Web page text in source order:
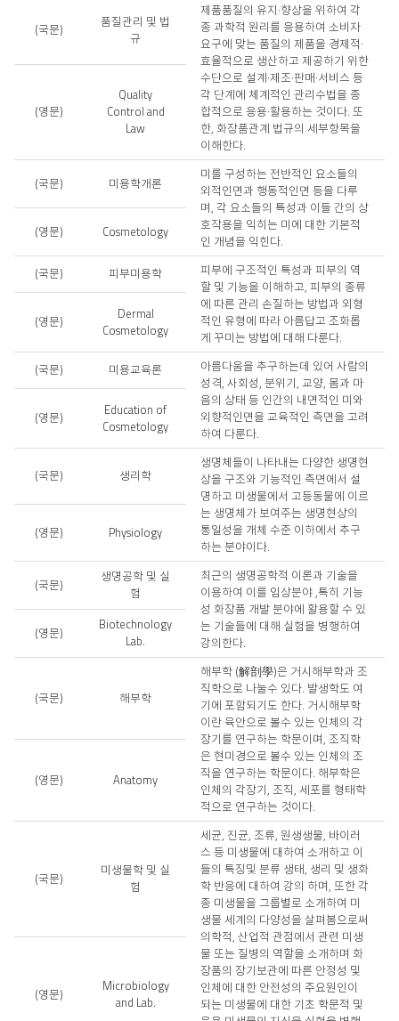
(국문)
품질관리 및 법
규
제품품질의 유지·향상을 위하여 각
종 과학적 원리를 응용하여 소비자
요구에 맞는 품질의 제품을 경제적·
효율적으로 생산하고 제공하기 위한
수단으로 설계·제조·판매·서비스 등
각 단계에 체계적인 관리수법을 종
합적으로 응용·활용하는 것이다. 또
한, 화장품관계 법규의 세부항목을
이해한다.
(영문)
Quality
Control and
Law
(국문) 미용학개론
미를 구성하는 전반적인 요소들의
외적인면과 행동적인면 등을 다루
며, 각 요소들의 특성과 이들 간의 상
호작용을 익히는 미에 대한 기본적
인 개념을 익힌다.
(영문) Cosmetology
(국문) 피부미용학
피부에 구조적인 특성과 피부의 역
할 및 기능을 이해하고, 피부의 종류
에 따른 관리 손질하는 방법과 외형
적인 유형에 따라 아름답고 조화롭
게 꾸미는 방법에 대해 다룬다.
(영문)
Dermal
Cosmetology
(국문) 미용교육론
아름다움을 추구하는데 있어 사람의
성격, 사회성, 분위기, 교양, 몸과 마
음의 상태 등 인간의 내면적인 미와
외향적인면을 교육적인 측면을 고려
하여 다룬다.
(영문)
Education of
Cosmetology
(국문) 생리학
생명체들이 나타내는 다양한 생명현
상을 구조와 기능적인 측면에서 설
명하고 미생물에서 고등동물에 이르
는 생명체가 보여주는 생명현상의
통일성을 개체 수준 이하에서 추구
하는 분야이다.
(영문) Physiology
(국문)
생명공학 및 실
험
최근의 생명공학적 이론과 기술을
이용하여 이를 임상분야 ,특히 기능
성 화장품 개발 분야에 활용할 수 있
는 기술들에 대해 실험을 병행하여
강의한다.
(영문)
Biotechnology
Lab.
(국문) 해부학
해부학 (解剖學)은 거시해부학과 조
직학으로 나눌수 있다. 발생학도 여
기에 포함되기도 한다. 거시해부학
이란 육안으로 볼수 있는 인체의 각
장기를 연구하는 학문이며, 조직학
은 현미경으로 볼수 있는 인체의 조
직을 연구하는 학문이다. 해부학은
인체의 각장기, 조직, 세포를 형태학
적으로 연구하는 것이다.
(영문) Anatomy
(국문)
미생물학 및 실
험
세균, 진균, 조류, 원생생물, 바이러
스 등 미생물에 대하여 소개하고 이
들의 특징및 분류 생태, 생리 및 생화
학 반응에 대하여 강의 하며, 또한 각
종 미생물을 그룹별로 소개하여 미
생물 세계의 다양성을 살펴봄으로써
의학적, 산업적 관점에서 관련 미생
물 또는 질병의 역할을 소개하며 화
장품의 장기보관에 따른 안정성 및
인체에 대한 안전성의 주요원인이
되는 미생물에 대한 기초 학문적 및
(영문)
Microbiology
and Lab.